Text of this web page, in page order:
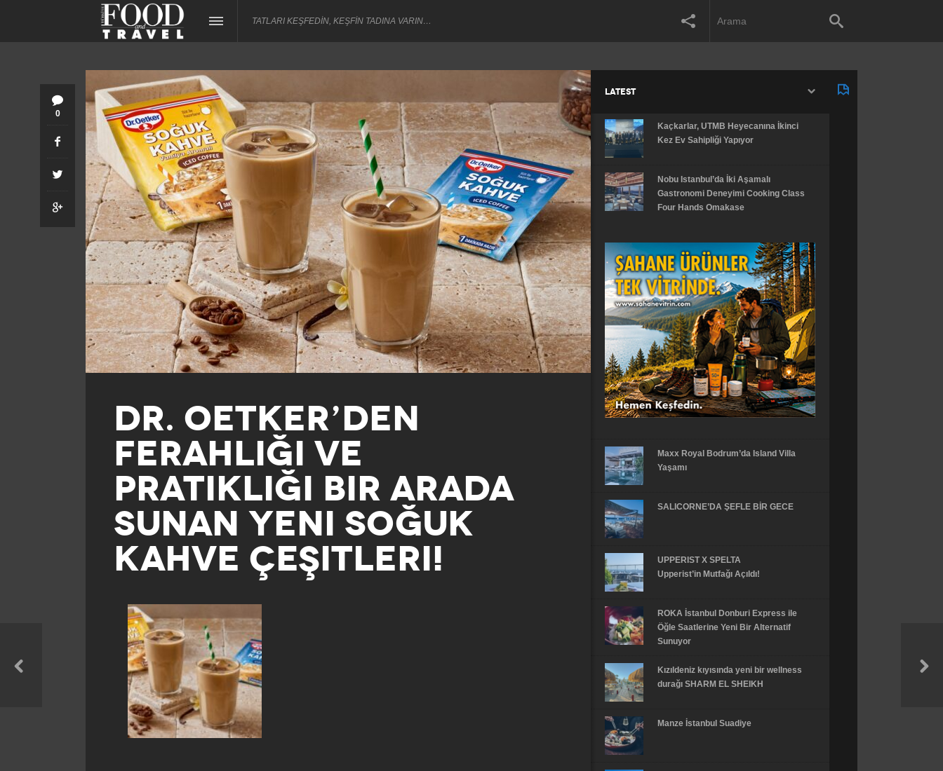
TATLARI KEŞFEDİN, KEŞFİN TADINA VARIN…
0
DR. OETKER’DEN
FERAHLIĞI VE
PRATIKLIĞI BIR ARADA
SUNAN YENI SOĞUK
KAHVE ÇEŞITLERI!
LATEST
Kaçkarlar, UTMB Heyecanına İkinci
Kez Ev Sahipliği Yapıyor
Nobu Istanbul’da İki Aşamalı
Gastronomi Deneyimi Cooking Class
Four Hands Omakase
Maxx Royal Bodrum’da Island Villa
Yaşamı
SALICORNE’DA ŞEFLE BİR GECE
UPPERIST X SPELTA
Upperist’in Mutfağı Açıldı!
ROKA İstanbul Donburi Express ile
Öğle Saatlerine Yeni Bir Alternatif
Sunuyor
Kızıldeniz kıyısında yeni bir wellness
durağı SHARM EL SHEIKH
Manze İstanbul Suadiye